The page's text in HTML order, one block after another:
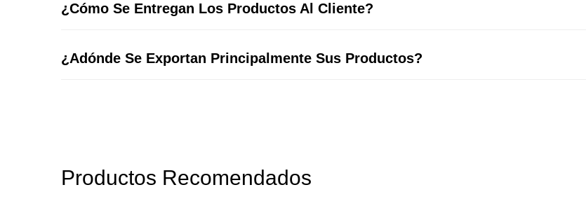
¿Cómo Se Entregan Los Productos Al Cliente?
¿Adónde Se Exportan Principalmente Sus Productos?
Productos Recomendados